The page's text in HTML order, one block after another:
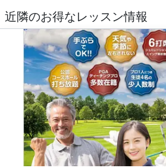
近隣のお得なレッスン情報